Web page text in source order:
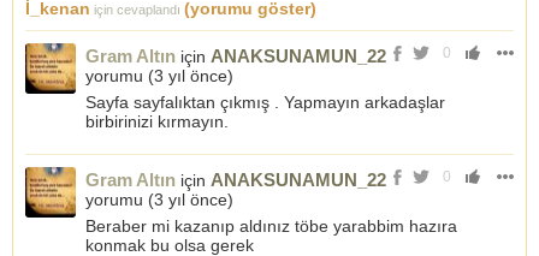
İ_kenan için cevaplandı (yorumu göster)
0
Gram Altın için ANAKSUNAMUN_22
yorumu (3 yıl önce)
Sayfa sayfalıktan çıkmış . Yapmayın arkadaşlar
birbirinizi kırmayın.
0
Gram Altın için ANAKSUNAMUN_22
yorumu (3 yıl önce)
Beraber mi kazanıp aldınız töbe yarabbim hazıra
konmak bu olsa gerek